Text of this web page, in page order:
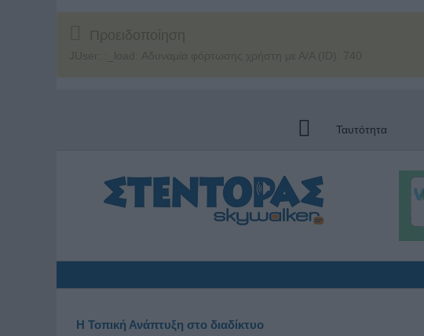
Προειδοποίηση
JUser: :_load: Αδυναμία φόρτωσης χρήστη με Α/Α (ID): 740
Ταυτότητα
Η Τοπική Ανάπτυξη στο διαδίκτυο